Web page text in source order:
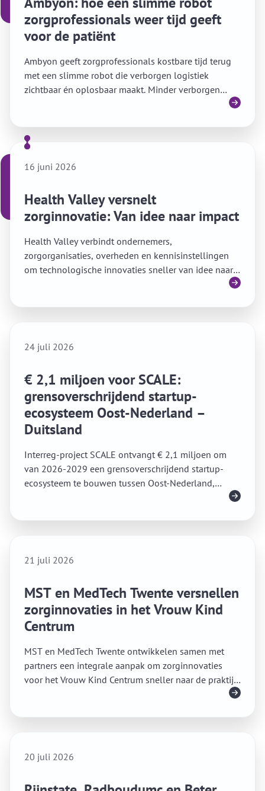
zorgprofessionals weer tijd geeft
voor de patiënt
Ambyon geeft zorgprofessionals kostbare tijd terug
met een slimme robot die verborgen logistiek
zichtbaar én oplosbaar maakt. Minder verborgen
16 juni 2026
Health Valley versnelt
zorginnovatie: Van idee naar impact
Health Valley verbindt ondernemers,
zorgorganisaties, overheden en kennisinstellingen
om technologische innovaties sneller van idee naar
24 juli 2026
€ 2,1 miljoen voor SCALE:
grensoverschrijdend startup-
ecosysteem Oost-Nederland –
Duitsland
Interreg-project SCALE ontvangt € 2,1 miljoen om
van 2026-2029 een grensoverschrijdend startup-
ecosysteem te bouwen tussen Oost-Nederland,
21 juli 2026
MST en MedTech Twente versnellen
zorginnovaties in het Vrouw Kind
Centrum
MST en MedTech Twente ontwikkelen samen met
partners een integrale aanpak om zorginnovaties
voor het Vrouw Kind Centrum sneller naar de praktijk
20 juli 2026